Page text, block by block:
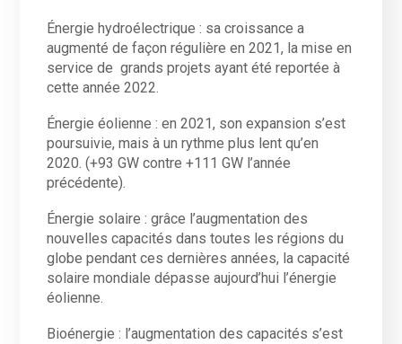
Énergie hydroélectrique : sa croissance a
augmenté de façon régulière en 2021, la mise en
service de grands projets ayant été reportée à
cette année 2022.
Énergie éolienne : en 2021, son expansion s’est
poursuivie, mais à un rythme plus lent qu’en
2020. (+93 GW contre +111 GW l’année
précédente).
Énergie solaire : grâce l’augmentation des
nouvelles capacités dans toutes les régions du
globe pendant ces dernières années, la capacité
solaire mondiale dépasse aujourd’hui l’énergie
éolienne.
Bioénergie : l’augmentation des capacités s’est